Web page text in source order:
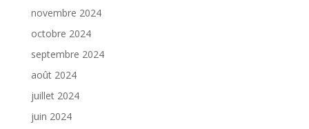
novembre 2024
octobre 2024
septembre 2024
août 2024
juillet 2024
juin 2024